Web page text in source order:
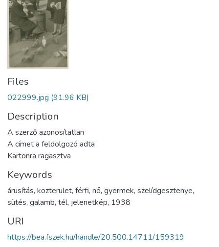
Files
022999.jpg (91.96 KB)
Description
A szerző azonosítatlan
A címet a feldolgozó adta
Kartonra ragasztva
Keywords
árusítás, közterület, férfi, nő, gyermek, szelídgesztenye,
sütés, galamb, tél, jelenetkép, 1938
URI
https://bea.fszek.hu/handle/20.500.14711/159319